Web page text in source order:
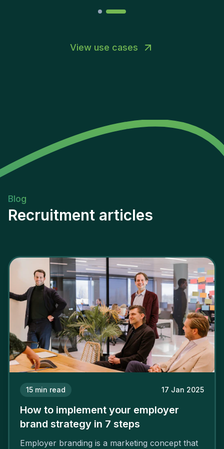
View use cases
Blog
Recruitment articles
15 min read 17 Jan 2025
How to implement your employer
brand strategy in 7 steps
Employer branding is a marketing concept that